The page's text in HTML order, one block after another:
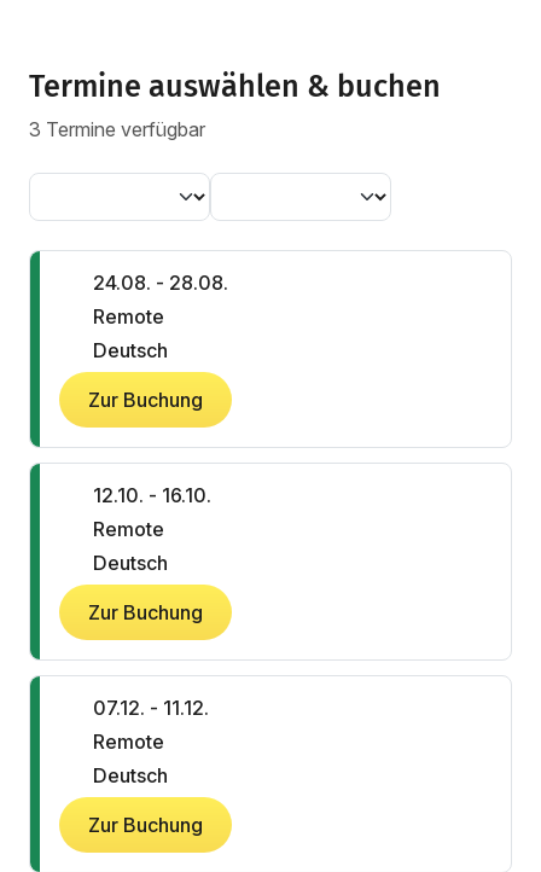
Termine auswählen & buchen
3 Termine verfügbar
24.08. - 28.08.
Remote
Deutsch
Zur Buchung
12.10. - 16.10.
Remote
Deutsch
Zur Buchung
07.12. - 11.12.
Remote
Deutsch
Zur Buchung